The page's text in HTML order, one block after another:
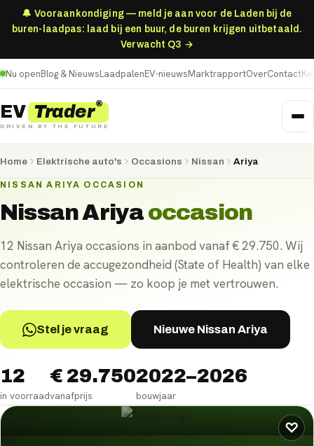
🔔 Vooraankondiging — meld je aan voor de Laden bij de
buren-laadpas: laad bij een buur, de buren krijgen uitbetaald.
Verwacht Q3 →
Nu openBlog & NieuwsLaadpalenEV-nieuwsMarktrapportOverContact
EV Trader®
DRIVEN BY THE FUTURE
Home Elektrische auto's Occasions Nissan Ariya
NISSAN ARIYA OCCASION
Nissan Ariya occasion
12 Nissan Ariya occasions in aanbod vanaf € 29.750. Wij
controleren de accugezondheid (State of Health) van elke
elektrische occasion — zo koop je met vertrouwen.
Stel je vraag Nieuwe Nissan Ariya
12
in voorraad
€ 29.750
vanafprijs
2022–2026
bouwjaar
Nissan Ariya occasions
♡